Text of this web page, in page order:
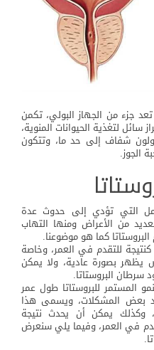
تعد جزء من الجهاز البولي، تكمن
سائل لتغذية الحيوانات المنوية،
شفاف إلى حد ما، وتتكون
الجوز.
التي تؤدي إلى حدوث عدة
من الأعراض ومنها التهاب
كما هو موضوعنا.
للتقدم في العمر، وخاصة
يظهر بصورة عادية، ولا يمكن
سرطان البروستاتا.
المستمر للبروستاتا طول عمر
بعض المشكلات، ويسمى هذا
وكذلك يمكن أن يحدث نتيجة
في العمر، وفيما يلي سنعرض